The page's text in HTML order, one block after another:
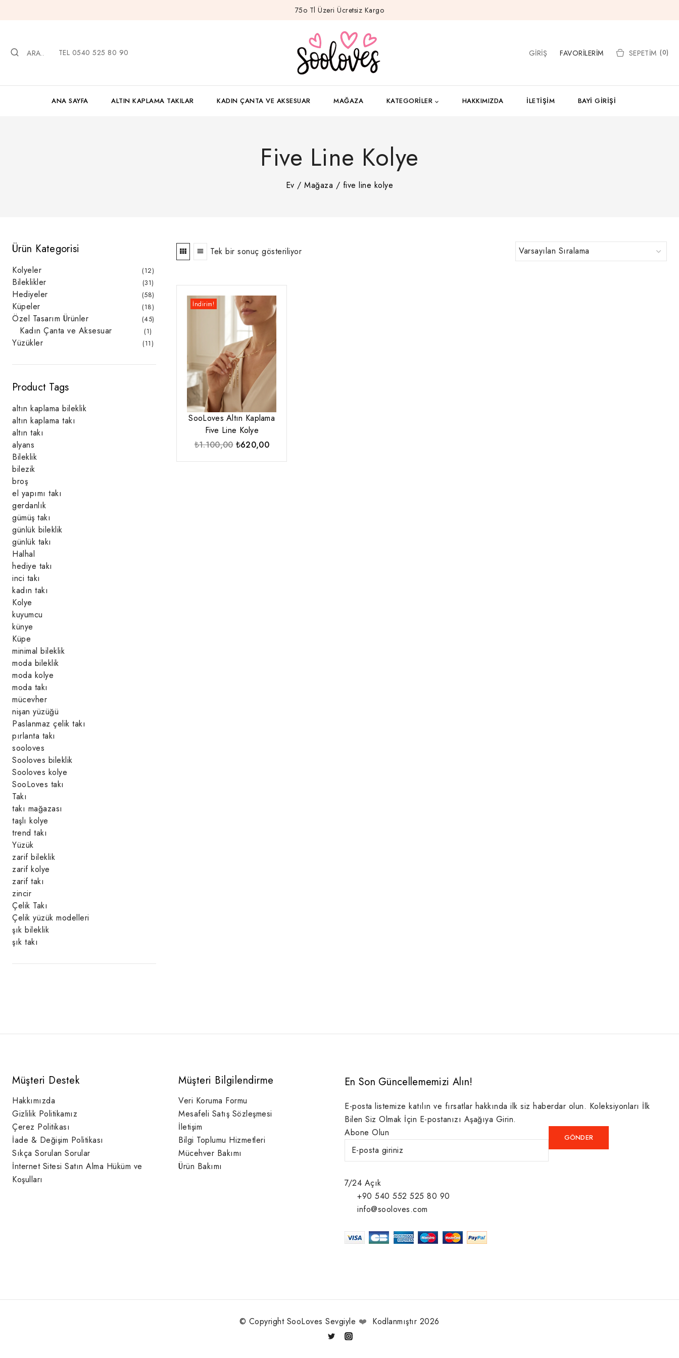
75o Tl Üzeri Ücretsiz Kargo
ARA.. TEL 0540 525 80 90 GIRIŞ FAVORILERIM SEPETIM (0)
ANA SAYFA ALTIN KAPLAMA TAKILAR KADIN ÇANTA VE AKSESUAR MAĞAZA KATEGORILER HAKKIMIZDA İLETIŞIM BAYI GIRIŞI
Five Line Kolye
Ev / Mağaza / five line kolye
Tek bir sonuç gösteriliyor
İndirim!
SooLoves Altın Kaplama
Five Line Kolye
₺1.100,00 Orijinal
₺620,00Şu
Ürün Kategorisi
Kolyeler 1212
ürün
Bileklikler 3131
ürün
Hediyeler 5858
ürün
Küpeler 1818
ürün
Özel Tasarım Ürünler 4545
Kadın Çanta ve Aksesuar 11
ürün
Yüzükler 1111
Product Tags
altın kaplama bileklik
altın kaplama takı
altın takı
alyans
Bileklik
bilezik
broş
el yapımı takı
gerdanlık
gümüş takı
günlük bileklik
günlük takı
Halhal
hediye takı
inci takı
kadın takı
Kolye
kuyumcu
künye
Küpe
minimal bileklik
moda bileklik
moda kolye
moda takı
mücevher
nişan yüzüğü
Paslanmaz çelik takı
pırlanta takı
sooloves
Sooloves bileklik
Sooloves kolye
SooLoves takı
Takı
takı mağazası
taşlı kolye
trend takı
Yüzük
zarif bileklik
zarif kolye
zarif takı
zincir
Çelik Takı
Çelik yüzük modelleri
şık bileklik
şık takı
Müşteri Destek
Hakkımızda
Gizlilik Politikamız
Çerez Politikası
İade & Değişim Politikası
Sıkça Sorulan Sorular
İnternet Sitesi Satın Alma Hüküm ve
Koşulları
Müşteri Bilgilendirme
Veri Koruma Formu
Mesafeli Satış Sözleşmesi
İletişim
Bilgi Toplumu Hizmetleri
Mücehver Bakımı
Ürün Bakımı
En Son Güncellememizi Alın!
E-posta listemize katılın ve fırsatlar hakkında ilk siz haberdar olun. Koleksiyonları İlk
Bilen Siz Olmak İçin E-postanızı Aşağıya Girin.
Abone Olun
7/24 Açık
+90 540 552 525 80 90
info@sooloves.com
© Copyright SooLoves Sevgiyle ❤️ Kodlanmıştır 2026